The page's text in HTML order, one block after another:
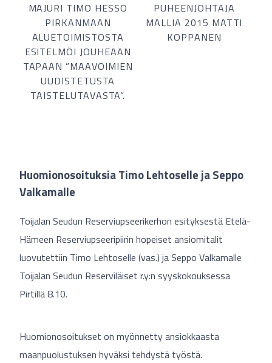
MAJURI TIMO HESSO
PIRKANMAAN
ALUETOIMISTOSTA
ESITELMÖI JOUHEAAN
TAPAAN ”MAAVOIMIEN
UUDISTETUSTA
TAISTELUTAVASTA”.
PUHEENJOHTAJA
MALLIA 2015 MATTI
KOPPANEN
Huomionosoituksia Timo Lehtoselle ja Seppo
Valkamalle
Toijalan Seudun Reserviupseerikerhon esityksestä Etelä-
Hämeen Reserviupseeripiirin hopeiset ansiomitalit
luovutettiin Timo Lehtoselle (vas.) ja Seppo Valkamalle
Toijalan Seudun Reserviläiset r.y:n syyskokouksessa
Pirtillä 8.10.
Huomionosoitukset on myönnetty ansiokkaasta
maanpuolustuksen hyväksi tehdystä työstä.